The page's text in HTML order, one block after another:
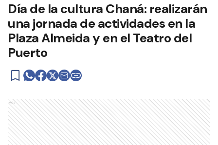
Día de la cultura Chaná: realizarán
una jornada de actividades en la
Plaza Almeida y en el Teatro del
Puerto
Ads